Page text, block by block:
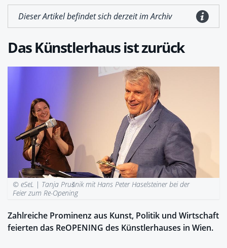
Dieser Artikel befindet sich derzeit im Archiv
Das Künstlerhaus ist zurück
© eSeL | Tanja Prušnik mit Hans Peter Haselsteiner bei der
Feier zum Re-Opening
Zahlreiche Prominenz aus Kunst, Politik und Wirtschaft
feierten das ReOPENING des Künstlerhauses in Wien.